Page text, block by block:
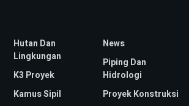
Hutan Dan
Lingkungan
K3 Proyek
Kamus Sipil
News
Piping Dan
Hidrologi
Proyek Konstruksi